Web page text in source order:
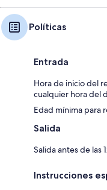
Políticas
Entrada
Hora de inicio del
cualquier hora del
Edad mínima para
Salida
Salida antes de las
Instrucciones